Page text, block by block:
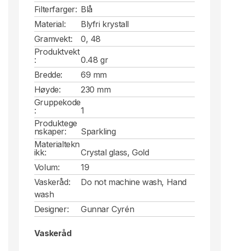
Filterfarger: Blå
Material:
Blyfri krystall
Gramvekt:
0, 48
Produktvekt
:
0.48 gr
Bredde:
69 mm
Høyde:
230 mm
Gruppekode
:
1
Produktege
nskaper:
Sparkling
Materialtekn
ikk:
Crystal glass, Gold
Volum:
19
Vaskeråd:
Do not machine wash, Hand
wash
Designer:
Gunnar Cyrén
Vaskeråd